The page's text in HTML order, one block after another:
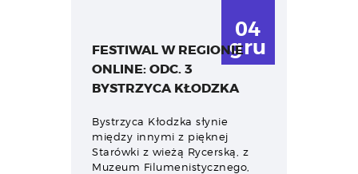
04
gru
FESTIWAL W REGIONIE
ONLINE: ODC. 3
BYSTRZYCA KŁODZKA
Bystrzyca Kłodzka słynie
między innymi z pięknej
Starówki z wieżą Rycerską, z
Muzeum Filumenistycznego,